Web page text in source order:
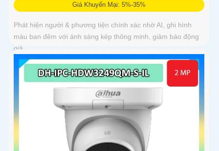
Giá Khuyến Mại: 5%-35%
Phát hiện người & phương tiện chính xác nhờ AI, ghi hình
màu ban đêm với ánh sáng kép thông minh, giảm báo động
giả